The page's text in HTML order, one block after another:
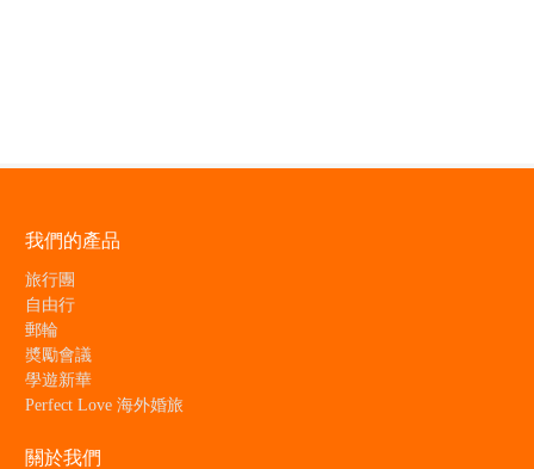
我們的產品
旅行團
自由行
郵輪
奬勵會議
學遊新華
Perfect Love 海外婚旅
關於我們